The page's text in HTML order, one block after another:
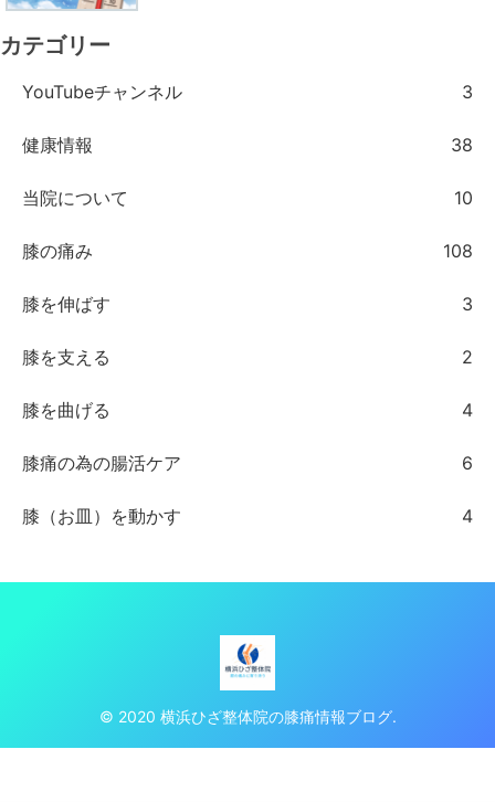
カテゴリー
YouTubeチャンネル 3
健康情報 38
当院について 10
膝の痛み 108
膝を伸ばす 3
膝を支える 2
膝を曲げる 4
膝痛の為の腸活ケア 6
膝（お皿）を動かす 4
© 2020 横浜ひざ整体院の膝痛情報ブログ.